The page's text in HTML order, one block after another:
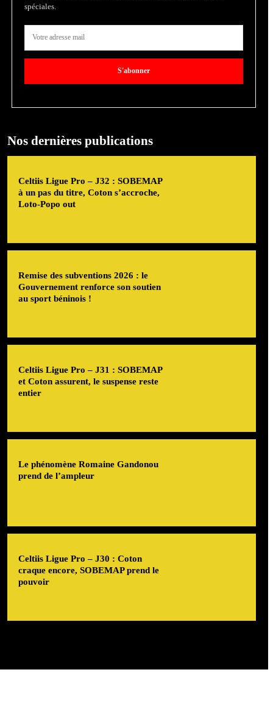
spéciales.
S'abonner
Nos dernières publications
Celtiis Ligue Pro – J32 : SOBEMAP
à un pas du titre, Coton s’accroche,
Loto-Popo out
Remise des subventions 2026 : le
Gouvernement renforce son soutien
au sport béninois !
Celtiis Ligue Pro – J31 : SOBEMAP
et Coton assurent, le suspense reste
entier
Le phénomène Romaine Gandonou
prend de l’ampleur
Celtiis Ligue Pro – J30 : Coton
craque encore, SOBEMAP prend le
pouvoir